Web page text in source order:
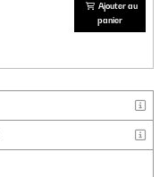
Ajouter au
panier